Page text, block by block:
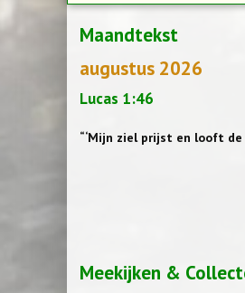
Maandtekst
augustus 2026
Lucas 1:46
“‘Mijn ziel prijst en looft de
Meekijken &